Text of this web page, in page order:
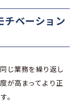
チベーション
じ業務を繰り返し
が高まってより正
。